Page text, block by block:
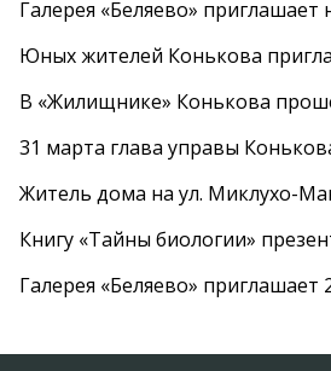
Галерея «Беляево»
Юных жителей Конькова
В «Жилищнике» Конькова
31 марта глава управы
Житель дома на ул. Миклухо-
Книгу «Тайны биологии»
Галерея «Беляево»